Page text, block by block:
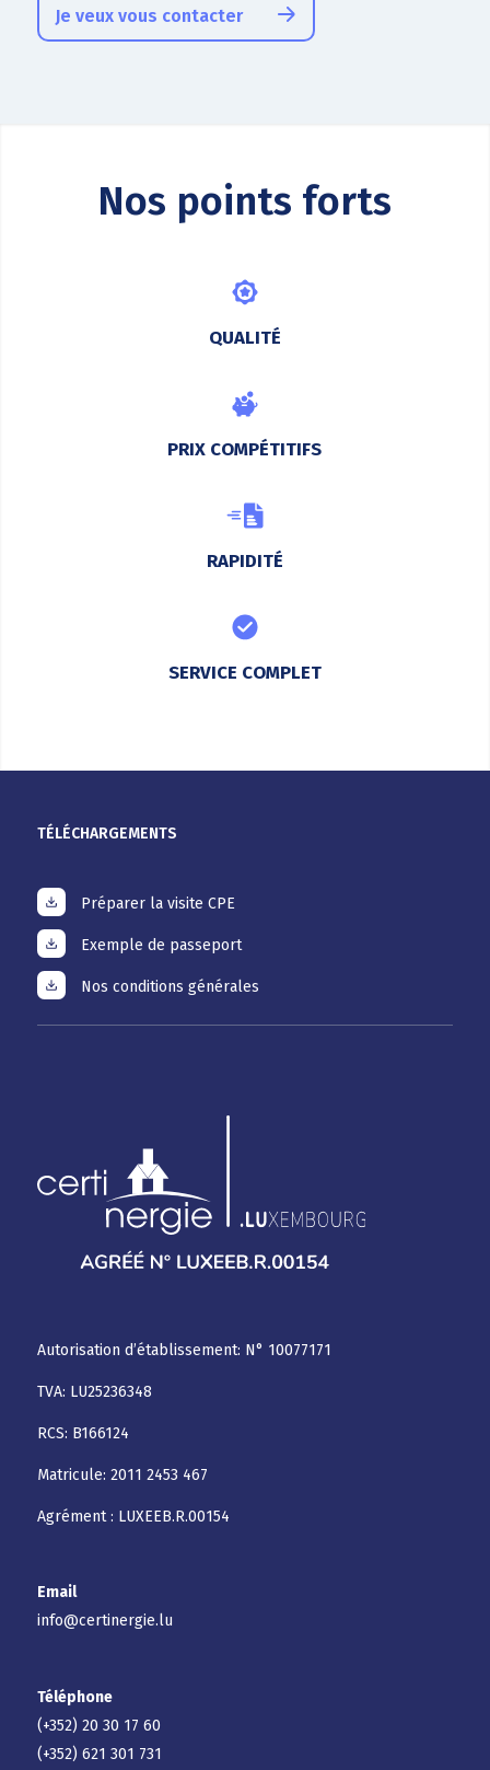
Je veux vous contacter
Nos points forts
QUALITÉ
PRIX COMPÉTITIFS
RAPIDITÉ
SERVICE COMPLET
TÉLÉCHARGEMENTS
Préparer la visite CPE
Exemple de passeport
Nos conditions générales
Autorisation d’établissement: N° 10077171
TVA: LU25236348
RCS: B166124
Matricule: 2011 2453 467
Agrément : LUXEEB.R.00154
Email
info@certinergie.lu
Téléphone
(+352) 20 30 17 60
(+352) 621 301 731